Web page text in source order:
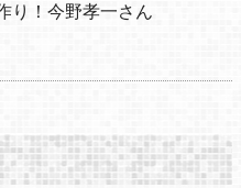
り！今野孝一さん